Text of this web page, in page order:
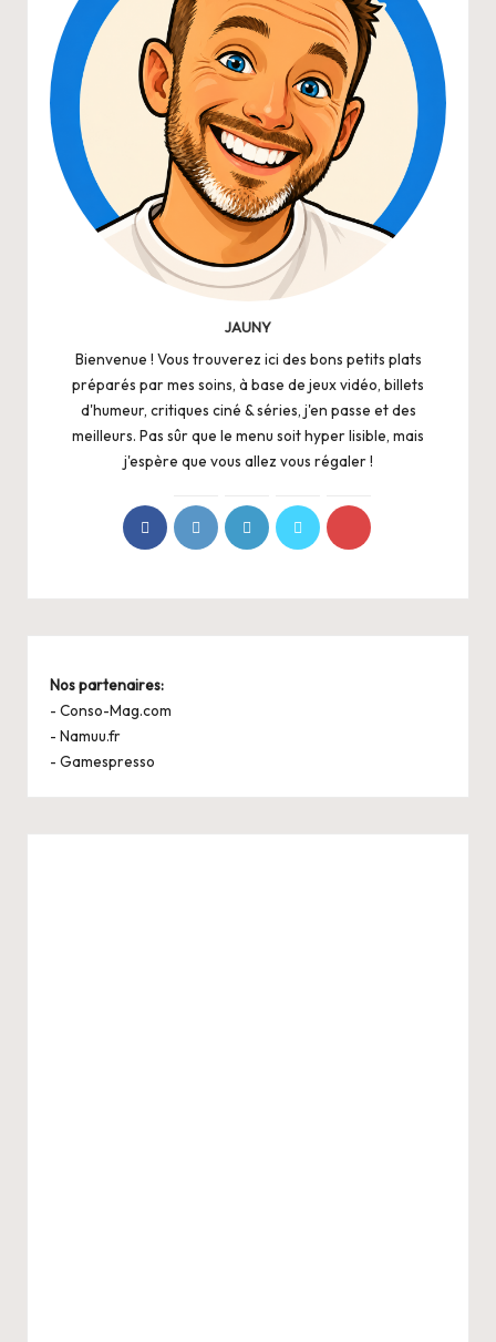
JAUNY
Bienvenue ! Vous trouverez ici des bons petits plats
préparés par mes soins, à base de jeux vidéo, billets
d'humeur, critiques ciné & séries, j'en passe et des
meilleurs. Pas sûr que le menu soit hyper lisible, mais
j'espère que vous allez vous régaler !
Nos partenaires:
- Conso-Mag.com
- Namuu.fr
- Gamespresso